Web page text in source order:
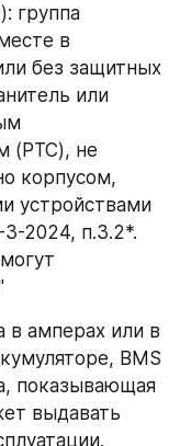
группа
в
без защитных
или
(PTC), не
корпусом,
устройствами
2024, п.3.2*.
в амперах или в
BMS
показывающая
выдавать